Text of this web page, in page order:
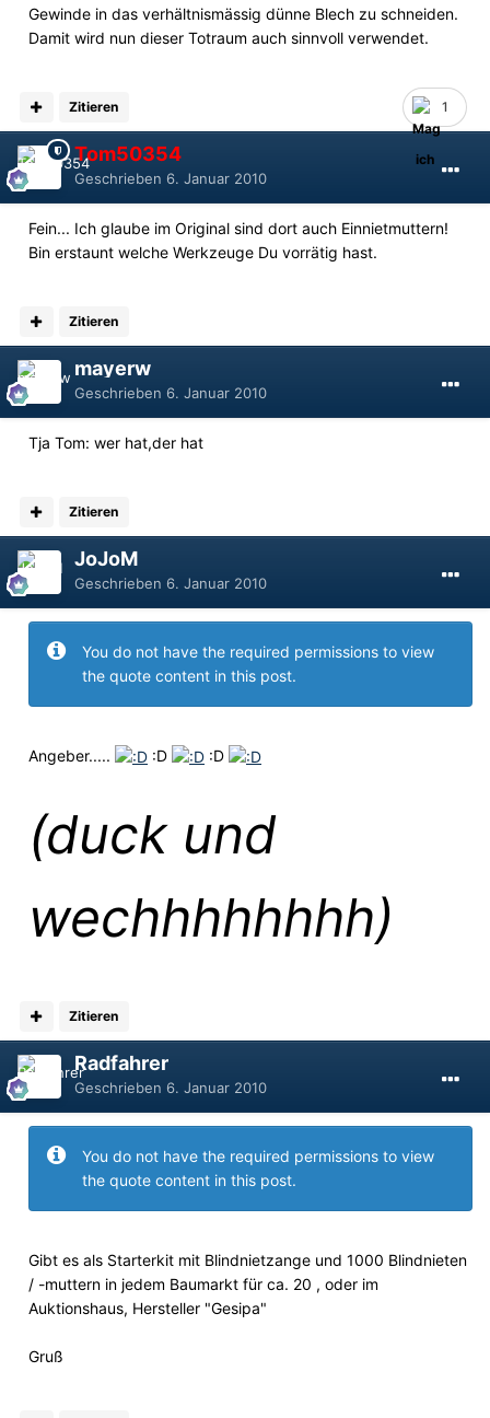
Gewinde in das verhältnismässig dünne Blech zu schneiden.
Damit wird nun dieser Totraum auch sinnvoll verwendet.
1
Zitieren
Tom50354
Geschrieben 6. Januar 2010
Fein... Ich glaube im Original sind dort auch Einnietmuttern!
Bin erstaunt welche Werkzeuge Du vorrätig hast.
Zitieren
mayerw
Geschrieben 6. Januar 2010
Tja Tom: wer hat,der hat
Zitieren
JoJoM
Geschrieben 6. Januar 2010
You do not have the required permissions to view
the quote content in this post.
Angeber..... :D :D
(duck und
wechhhhhhhh)
Zitieren
Radfahrer
Geschrieben 6. Januar 2010
You do not have the required permissions to view
the quote content in this post.
Gibt es als Starterkit mit Blindnietzange und 1000 Blindnieten
/ -muttern in jedem Baumarkt für ca. 20 , oder im
Auktionshaus, Hersteller "Gesipa"
Gruß